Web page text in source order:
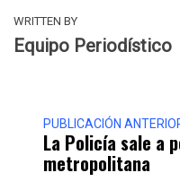
WRITTEN BY
Equipo Periodístico
PUBLICACIÓN
La Policía sale a
metropolitana